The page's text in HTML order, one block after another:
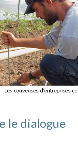
le dialogue